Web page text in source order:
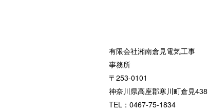
有限会社湘南倉見電気工事
事務所
〒253-0101
神奈川県高座郡寒川町倉見438
TEL：0467-75-1834